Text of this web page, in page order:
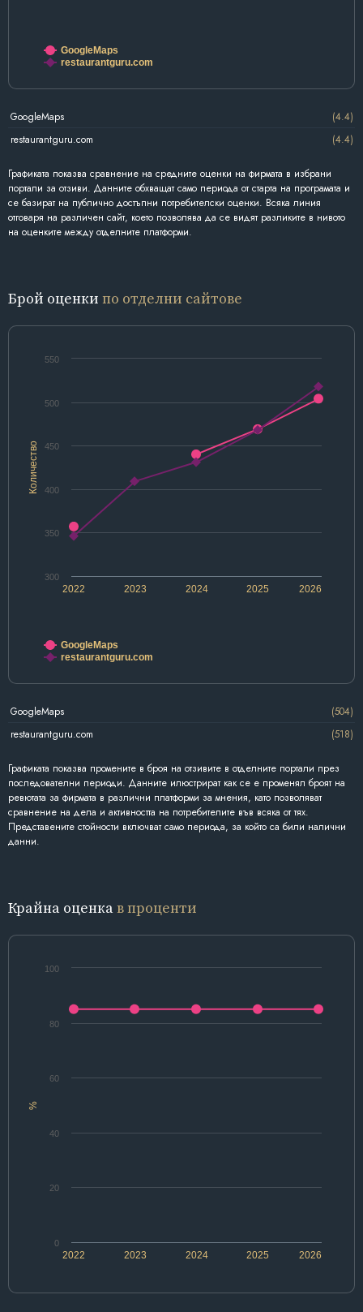
GoogleMaps
restaurantguru.com
GoogleMaps
(4.4)
restaurantguru.com
(4.4)
Графиката показва сравнение на средните оценки на фирмата в избрани
портали за отзиви. Данните обхващат само периода от старта на програмата и
се базират на публично достъпни потребителски оценки. Всяка линия
отговаря на различен сайт, което позволява да се видят разликите в нивото
на оценките между отделните платформи.
Брой оценки по отделни сайтове
Количество
2022 2024 2026
2023 2025
300
350
400
450
500
550
GoogleMaps
restaurantguru.com
GoogleMaps
(504)
restaurantguru.com
(518)
Графиката показва промените в броя на отзивите в отделните портали през
последователни периоди. Данните илюстрират как се е променял броят на
ревютата за фирмата в различни платформи за мнения, като позволяват
сравнение на дела и активността на потребителите във всяка от тях.
Представените стойности включват само периода, за който са били налични
данни.
Крайна оценкав проценти
%
2022 2024 2026
2023 2025
0
20
40
60
80
100